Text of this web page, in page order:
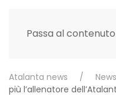
Passa al
Atalanta news News
più l’allenatore